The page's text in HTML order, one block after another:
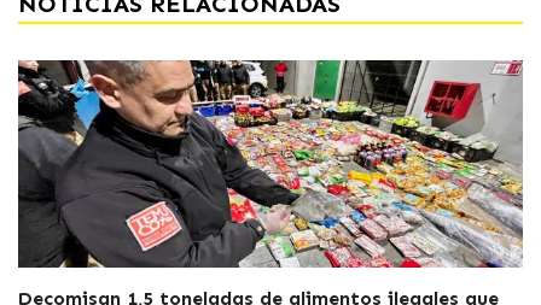
Decomisan 1,5 toneladas de alimentos ilegales que